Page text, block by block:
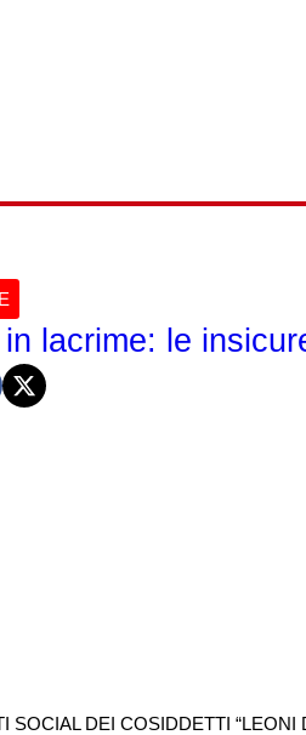
lacrime: le
SOCIAL DEI COSIDDETTI